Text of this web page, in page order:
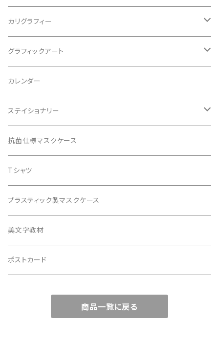
カリグラフィー
西尾真紀
松石樹泉
グラフィックアート
ポスター
松石博幸
松石博幸
カレンダー
ステイショナリー
エアクリーンペーパー商品
レターセット
ブックカバー
抗菌仕様マスクケース
Tシャツ
プラスティック製マスクケース
美文字教材
ポストカード
商品一覧に戻る